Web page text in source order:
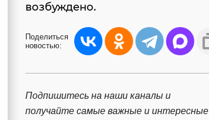
возбуждено.
Поделиться
новостью:
Подпишитесь на наши каналы и
получайте самые важные и интересные